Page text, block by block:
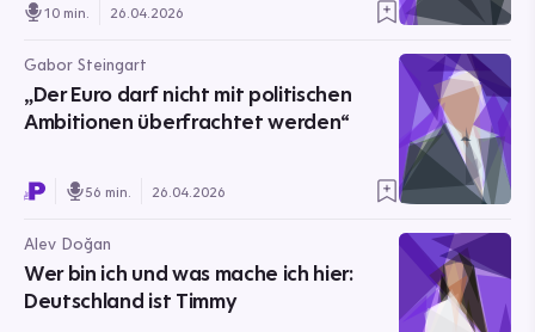
10 min. 26.04.2026
Gabor Steingart
„Der Euro darf nicht mit politischen
Ambitionen überfrachtet werden“
56 min. 26.04.2026
Alev Doğan
Wer bin ich und was mache ich hier:
Deutschland ist Timmy